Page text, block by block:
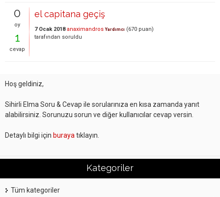
0
oy
1
cevap
el capitana geçiş
7 Ocak 2018 anaximandros Yardımcı (670 puan)
tarafından soruldu
Hoş geldiniz,
Sihirli Elma Soru & Cevap ile sorularınıza en kısa zamanda yanıt
alabilirsiniz. Sorunuzu sorun ve diğer kullanıcılar cevap versin.
Detaylı bilgi için buraya tıklayın.
Kategoriler
Tüm kategoriler